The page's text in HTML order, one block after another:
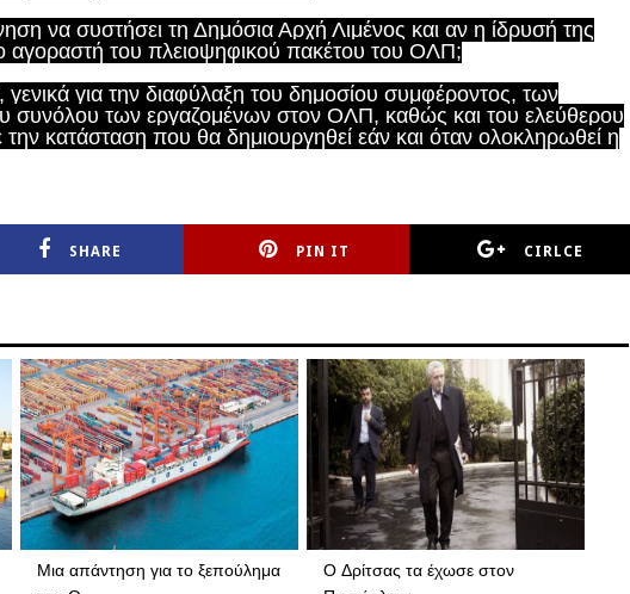
να συστήσει τη Δημόσια Αρχή Λιμένος και αν η ίδρυσή της
αγοραστή του πλειοψηφικού πακέτου του ΟΛΠ;
για την διαφύλαξη του δημοσίου συμφέροντος, των
συνόλου των εργαζομένων στον ΟΛΠ, καθώς και του ελεύθερου
κατάσταση που θα δημιουργηθεί εάν και όταν ολοκληρωθεί η
SHARE PIN IT CIRLCE
Μια απάντηση για το ξεπούλημα
Ο Δρίτσας τα έχωσε στον